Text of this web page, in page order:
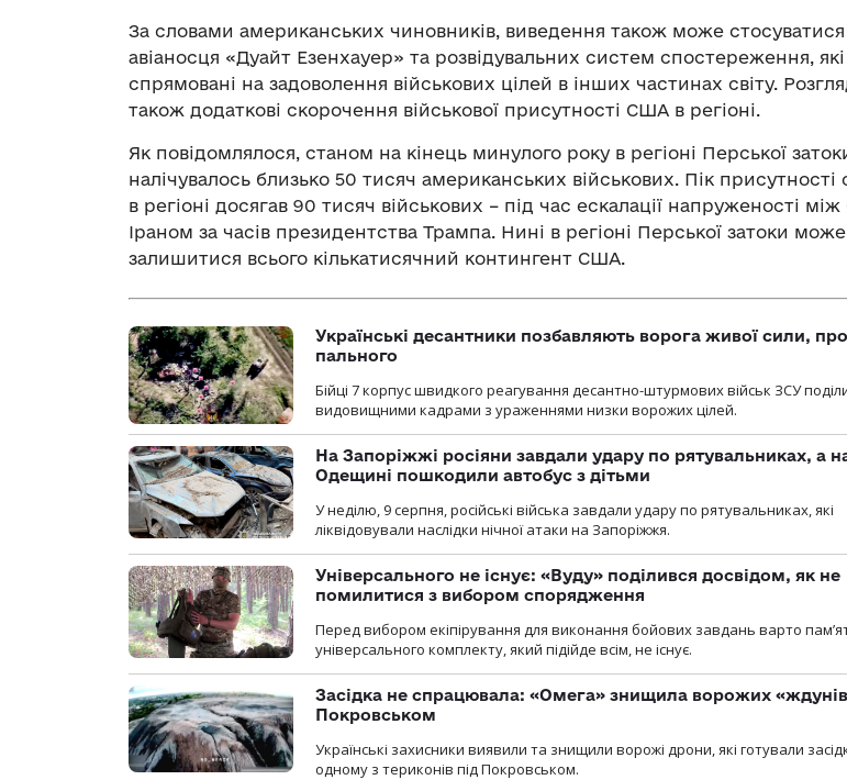
За словами американських чиновників, виведення також може стосуватися
авіаносця «Дуайт Езенхауер» та розвідувальних систем спостереження,
спрямовані на задоволення військових цілей в інших частинах світу.
також додаткові скорочення військової присутності США в регіоні.
Як повідомлялося, станом на кінець минулого року в регіоні Перської
налічувалось близько 50 тисяч американських військових. Пік
в регіоні досягав 90 тисяч військових – під час ескалації напруженості
Іраном за часів президентства Трампа. Нині в регіоні Перської затоки може
залишитися всього кількатисячний контингент США.
Українські десантники позбавляють ворога живої сили,
пального
Бійці 7 корпус швидкого реагування десантно-штурмових військ ЗСУ
видовищними кадрами з ураженнями низки ворожих цілей.
На Запоріжжі росіяни завдали удару по рятувальниках, а
Одещині пошкодили автобус з дітьми
У неділю, 9 серпня, російські війська завдали удару по рятувальниках, які
ліквідовували наслідки нічної атаки на Запоріжжя.
Універсального не існує: «Вуду» поділився досвідом, як не
помилитися з вибором спорядження
Перед вибором екіпірування для виконання бойових завдань варто
універсального комплекту, який підійде всім, не існує.
Засідка не спрацювала: «Омега» знищила ворожих
Покровськом
Українські захисники виявили та знищили ворожі дрони, які готували
одному з териконів під Покровськом.